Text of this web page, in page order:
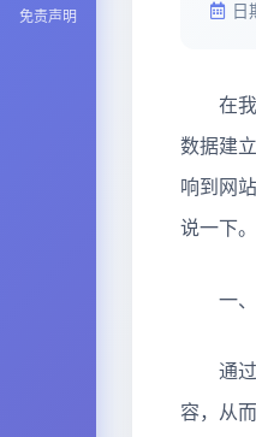
免责声明 日
在我们
数据建
响到网
说一下。
一、
通过制
容，从